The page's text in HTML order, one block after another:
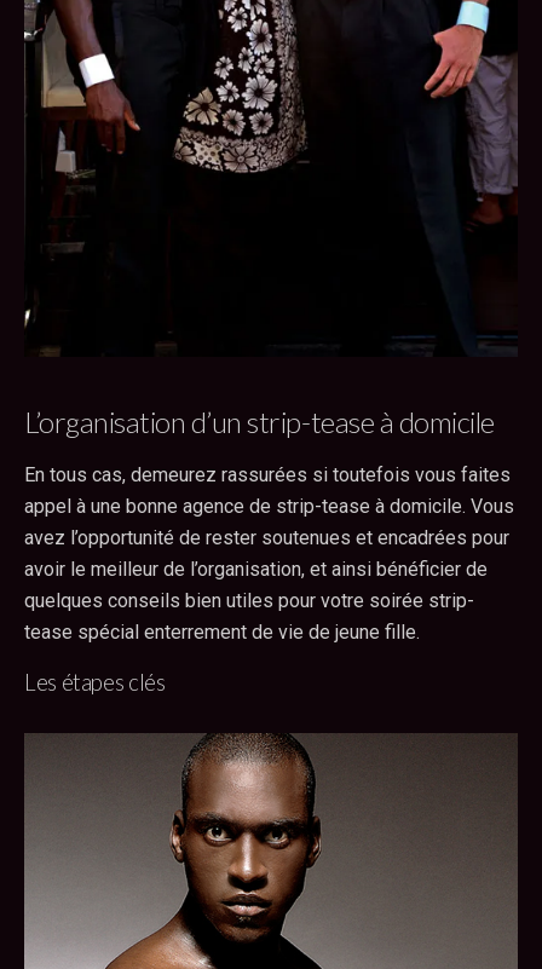
L’organisation d’un strip-tease à domicile
En tous cas, demeurez rassurées si toutefois vous faites
appel à une bonne agence de strip-tease à domicile. Vous
avez l’opportunité de rester soutenues et encadrées pour
avoir le meilleur de l’organisation, et ainsi bénéficier de
quelques conseils bien utiles pour votre soirée strip-
tease spécial enterrement de vie de jeune fille.
Les étapes clés